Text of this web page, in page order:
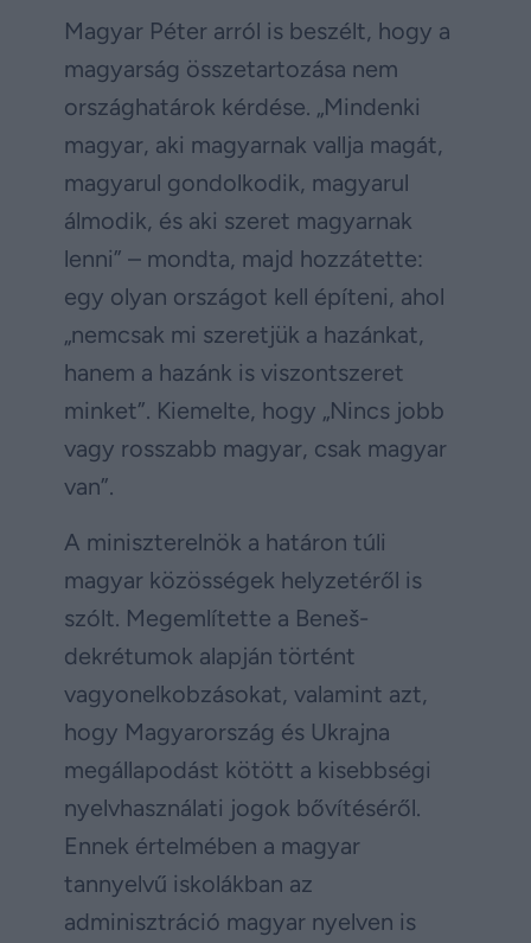
Magyar Péter arról is beszélt, hogy a
magyarság összetartozása nem
országhatárok kérdése. „Mindenki
magyar, aki magyarnak vallja magát,
magyarul gondolkodik, magyarul
álmodik, és aki szeret magyarnak
lenni” – mondta, majd hozzátette:
egy olyan országot kell építeni, ahol
„nemcsak mi szeretjük a hazánkat,
hanem a hazánk is viszontszeret
minket”. Kiemelte, hogy „Nincs jobb
vagy rosszabb magyar, csak magyar
van”.
A miniszterelnök a határon túli
magyar közösségek helyzetéről is
szólt. Megemlítette a Beneš-
dekrétumok alapján történt
vagyonelkobzásokat, valamint azt,
hogy Magyarország és Ukrajna
megállapodást kötött a kisebbségi
nyelvhasználati jogok bővítéséről.
Ennek értelmében a magyar
tannyelvű iskolákban az
adminisztráció magyar nyelven is